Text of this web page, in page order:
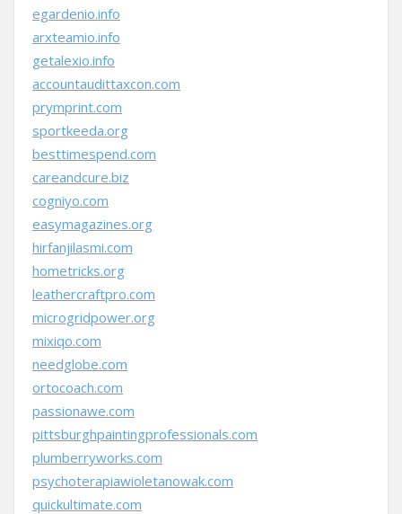
egardenio.info
arxteamio.info
getalexio.info
accountaudittaxcon.com
prymprint.com
sportkeeda.org
besttimespend.com
careandcure.biz
cogniyo.com
easymagazines.org
hirfanjilasmi.com
hometricks.org
leathercraftpro.com
microgridpower.org
mixiqo.com
needglobe.com
ortocoach.com
passionawe.com
pittsburghpaintingprofessionals.com
plumberryworks.com
psychoterapiawioletanowak.com
quickultimate.com